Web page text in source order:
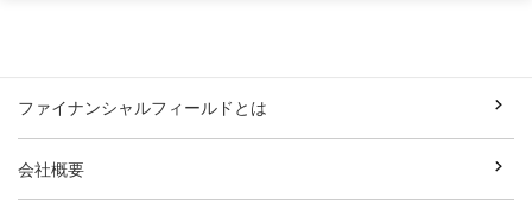
ファイナンシャルフィールドとは
会社概要